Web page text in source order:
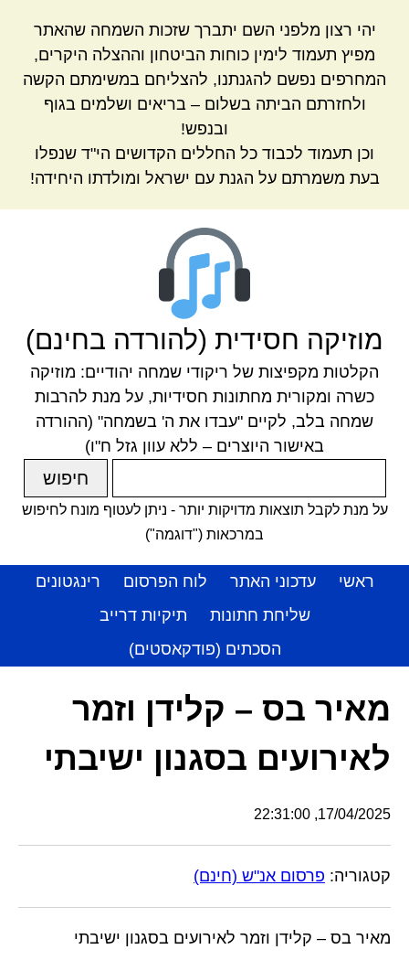
יהי רצון מלפני השם יתברך שזכות השמחה שהאתר
מפיץ תעמוד לימין כוחות הביטחון וההצלה היקרים,
המחרפים נפשם להגנתנו, להצליחם במשימתם הקשה
ולחזרתם הביתה בשלום – בריאים ושלמים בגוף
ובנפש!
וכן תעמוד לכבוד כל החללים הקדושים הי"ד שנפלו
בעת משמרתם על הגנת עם ישראל ומולדתו היחידה!
מוזיקה חסידית (להורדה בחינם)
הקלטות מקפיצות של ריקודי שמחה יהודיים: מוזיקה
כשרה ומקורית מחתונות חסידיות, על מנת להרבות
שמחה בלב, לקיים "עבדו את ה' בשמחה" (ההורדה
באישור היוצרים – ללא עוון גזל ח"ו)
על מנת לקבל תוצאות מדויקות יותר - ניתן לעטוף מונח לחיפוש
במרכאות ("דוגמה")
ראשי עדכוני האתר לוח הפרסום
רינגטונים
שליחת חתונות
תיקיות דרייב
הסכתים (פודקאסטים)
מאיר בס – קלידן וזמר
לאירועים בסגנון ישיבתי
17/04/2025, 22:31:00
קטגוריה: פרסום אנ"ש (חינם)
מאיר בס – קלידן וזמר לאירועים בסגנון ישיבתי